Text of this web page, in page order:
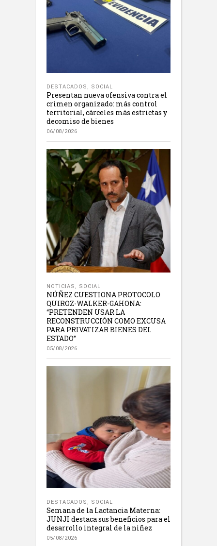
DESTACADOS , SOCIAL
Presentan nueva ofensiva contra el
crimen organizado: más control
territorial, cárceles más estrictas y
decomiso de bienes
06/08/2026
NOTICIAS , SOCIAL
NÚÑEZ CUESTIONA PROTOCOLO
QUIROZ-WALKER-GAHONA:
“PRETENDEN USAR LA
RECONSTRUCCIÓN COMO EXCUSA
PARA PRIVATIZAR BIENES DEL
ESTADO”
05/08/2026
DESTACADOS , SOCIAL
Semana de la Lactancia Materna:
JUNJI destaca sus beneficios para el
desarrollo integral de la niñez
05/08/2026